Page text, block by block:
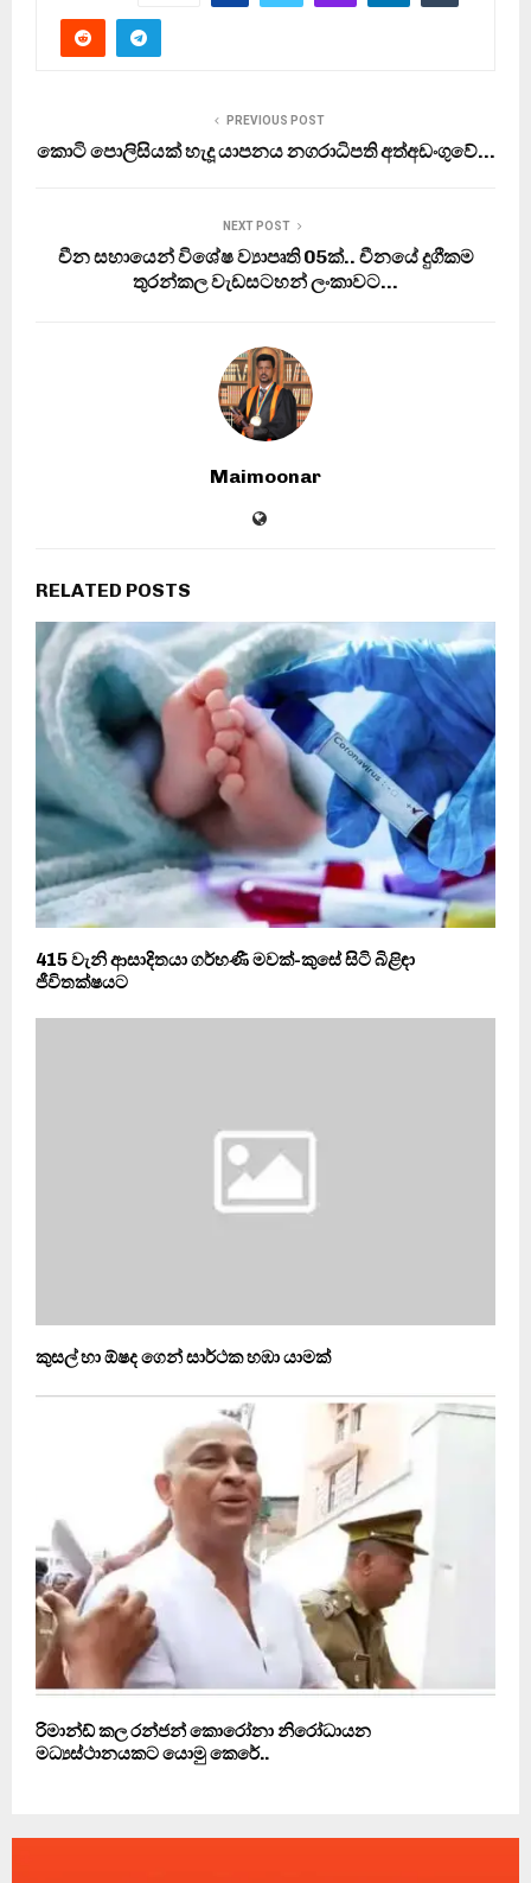
PREVIOUS POST
කොටි පොලිසියක් හැදූ යාපනය නගරාධිපති අත්අඩංගුවේ…
NEXT POST
චීන සහායෙන් විශේෂ ව්‍යාපෘති 05ක්.. චීනයේ දුගීකම
තුරන්කල වැඩසටහන් ලංකාවට…
Maimoonar
RELATED POSTS
415 වැනි ආසාදිතයා ගර්භණී මවක්-කුසේ සිටි බිළිඳා
ජීවිතක්ෂයට
කුසල් හා ඕෂද ගෙන් සාර්ථක හඹා යාමක්
රිමාන්ඩ් කල රන්ජන් කොරෝනා නිරෝධායන
මධ්‍යස්ථානයකට යොමු කෙරේ..